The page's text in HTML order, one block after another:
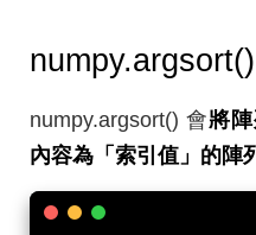
numpy.argsort()
numpy.argsort() 會將
內容為「索引值」的陣